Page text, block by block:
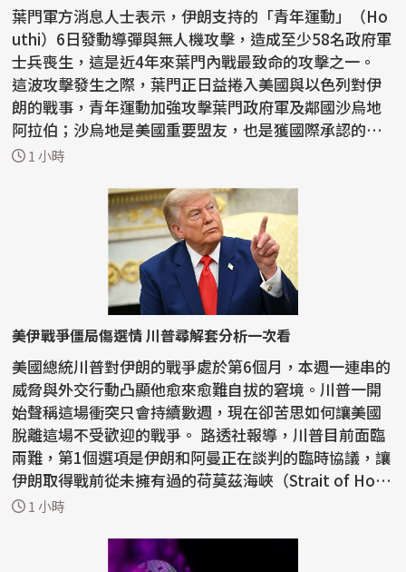
葉門軍方消息人士表示，伊朗支持的「青年運動」（Ho
uthi）6日發動導彈與無人機攻擊，造成至少58名政府軍
士兵喪生，這是近4年來葉門內戰最致命的攻擊之一。
這波攻擊發生之際，葉門正日益捲入美國與以色列對伊
朗的戰事，青年運動加強攻擊葉門政府軍及鄰國沙烏地
阿拉伯；沙烏地是美國重要盟友，也是獲國際承認的葉
門...1 小時
美伊戰爭僵局傷選情 川普尋解套分析一次看
美國總統川普對伊朗的戰爭處於第6個月，本週一連串的
威脅與外交行動凸顯他愈來愈難自拔的窘境。川普一開
始聲稱這場衝突只會持續數週，現在卻苦思如何讓美國
脫離這場不受歡迎的戰爭。 路透社報導，川普目前面臨
兩難，第1個選項是伊朗和阿曼正在談判的臨時協議，讓
伊朗取得戰前從未擁有過的荷莫茲海峽（Strait of Ho
r...1 小時